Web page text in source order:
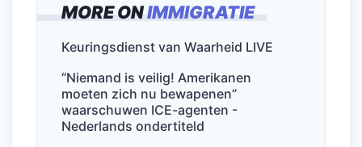
MORE ONIMMIGRATIE
Keuringsdienst van Waarheid LIVE
“Niemand is veilig! Amerikanen
moeten zich nu bewapenen”
waarschuwen ICE-agenten -
Nederlands ondertiteld
e
b
o
o
k
er l
e
dI
n
s
A
p
p
n